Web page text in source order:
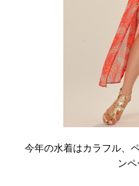
今年の水着はカラフル、
ン